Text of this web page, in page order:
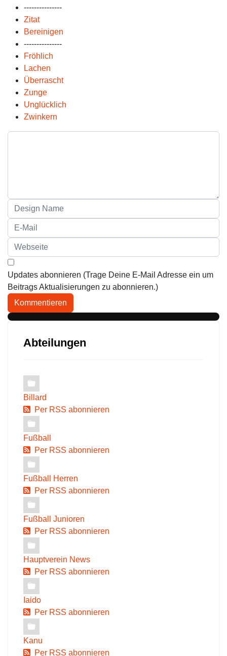
---------------
Zitat
Bereinigen
---------------
Fröhlich
Lachen
Überrascht
Zunge
Unglücklich
Zwinkern
Updates abonnieren (Trage Deine E-Mail Adresse ein um
Beitrags Aktualisierungen zu abonnieren.)
Kommentieren
Abteilungen
Billard
Per RSS abonnieren
Fußball
Per RSS abonnieren
Fußball Herren
Per RSS abonnieren
Fußball Junioren
Per RSS abonnieren
Hauptverein News
Per RSS abonnieren
Iaido
Per RSS abonnieren
Kanu
Per RSS abonnieren